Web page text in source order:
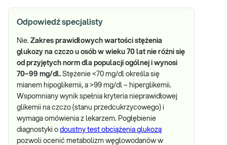
Odpowiedź specjalisty
Nie. Zakres prawidłowych wartości stężenia
glukozy na czczo u osób w wieku 70 lat nie różni się
od przyjętych norm dla populacji ogólnej i wynosi
70–99 mg/dl. Stężenie <70 mg/dl określa się
mianem hipoglikemii, a >99 mg/dl – hiperglikemii.
Wspomniany wynik spełnia kryteria nieprawidłowej
glikemii na czczo (stanu przedcukrzycowego) i
wymaga omówienia z lekarzem. Pogłębienie
diagnostyki o doustny test obciążenia glukozą
pozwoli ocenić metabolizm węglowodanów w